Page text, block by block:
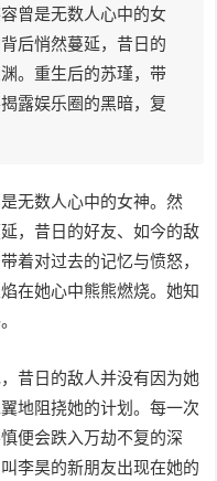
曾是无数人心中的女
后悄然蔓延，昔日的
。重生后的苏瑾，带
露娱乐圈的黑暗，复
无数人心中的女神。然
，昔日的好友、如今的敌
着对过去的记忆与愤怒，
在她心中熊熊燃烧。她知
昔日的敌人并没有因为她
地阻挠她的计划。每一次
便会跌入万劫不复的深
李昊的新朋友出现在她的